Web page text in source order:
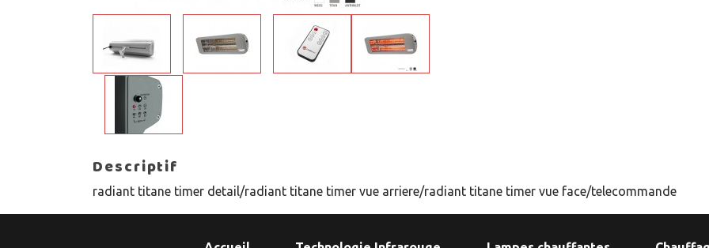
Descriptif
radiant titane timer detail/radiant titane timer vue arriere/radiant titane timer vue face/telecommande